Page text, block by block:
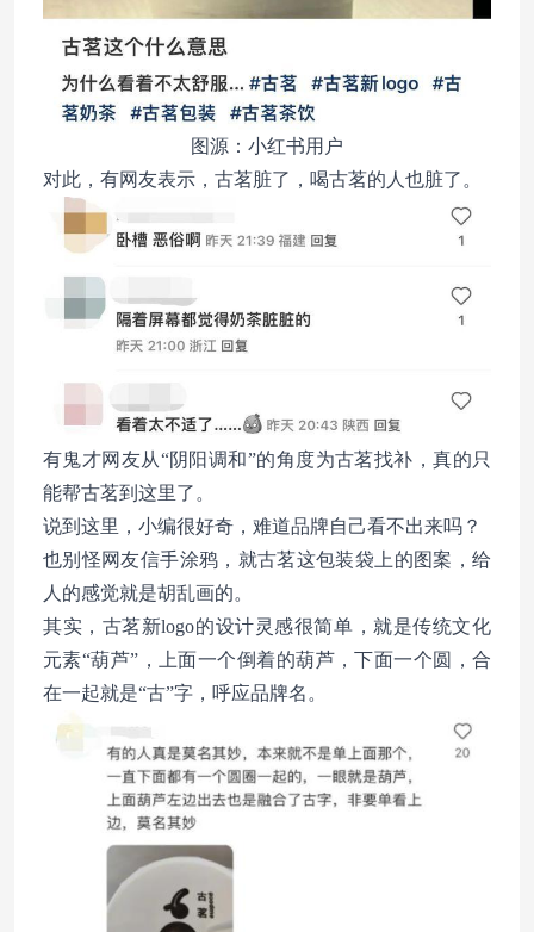
图源：小红书用户
对此，有网友表示，古茗脏了，喝古茗的人也脏了。
有鬼才网友从“阴阳调和”的角度为古茗找补，真的只
能帮古茗到这里了。
说到这里，小编很好奇，难道品牌自己看不出来吗？
也别怪网友信手涂鸦，就古茗这包装袋上的图案，给
人的感觉就是胡乱画的。
其实，古茗新logo的设计灵感很简单，就是传统文化
元素“葫芦”，上面一个倒着的葫芦，下面一个圆，合
在一起就是“古”字，呼应品牌名。